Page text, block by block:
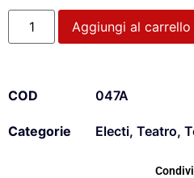
Aggiungi al carrello
COD 047A
Categorie Electi, Teatro,